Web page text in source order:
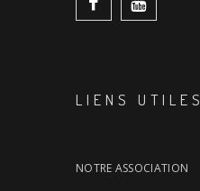
LIENS UTILES
NOTRE ASSOCIATION